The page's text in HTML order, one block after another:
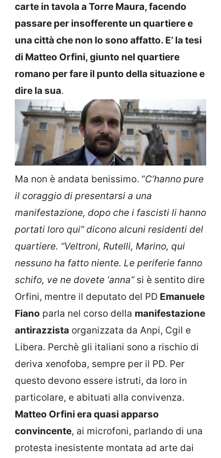
carte in tavola a Torre Maura, facendo
passare per insofferente un quartiere e
una città che non lo sono affatto. E’ la tesi
di Matteo Orfini, giunto nel quartiere
romano per fare il punto della situazione e
dire la sua.
Ma non è andata benissimo. “C’hanno pure
il coraggio di presentarsi a una
manifestazione, dopo che i fascisti li hanno
portati loro qui” dicono alcuni residenti del
quartiere. “Veltroni, Rutelli, Marino, qui
nessuno ha fatto niente. Le periferie fanno
schifo, ve ne dovete ‘anna”si è sentito dire
Orfini, mentre il deputato del PD Emanuele
Fiano parla nel corso della manifestazione
antirazzista organizzata da Anpi, Cgil e
Libera. Perchè gli italiani sono a rischio di
deriva xenofoba, sempre per il PD. Per
questo devono essere istruti, da loro in
particolare, e abituati alla convivenza.
Matteo Orfini era quasi apparso
convincente, ai microfoni, parlando di una
protesta inesistente montata ad arte dai